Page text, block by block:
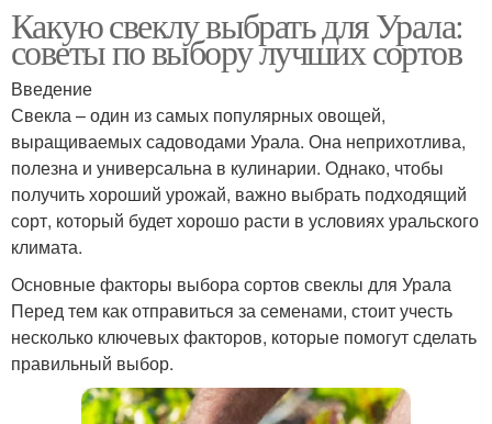
Какую свеклу выбрать для Урала:
советы по выбору лучших сортов
Введение
Свекла – один из самых популярных овощей,
выращиваемых садоводами Урала. Она неприхотлива,
полезна и универсальна в кулинарии. Однако, чтобы
получить хороший урожай, важно выбрать подходящий
сорт, который будет хорошо расти в условиях уральского
климата.
Основные факторы выбора сортов свеклы для Урала
Перед тем как отправиться за семенами, стоит учесть
несколько ключевых факторов, которые помогут сделать
правильный выбор.